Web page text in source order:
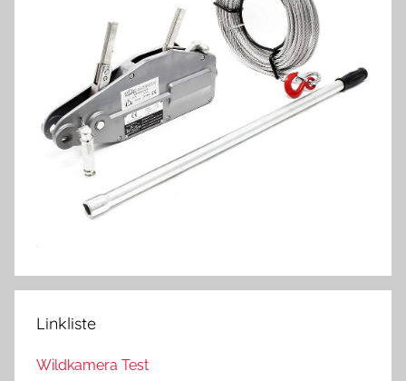
Linkliste
Wildkamera Test